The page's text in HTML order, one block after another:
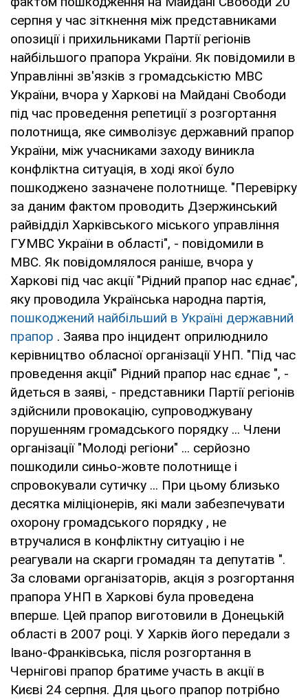
серпня у час зіткнення між представниками
опозиції і прихильниками Партії регіонів
найбільшого прапора України. Як повідомили в
Управлінні зв'язків з громадськістю МВС
України, вчора у Харкові на Майдані Свободи
під час проведення репетиції з розгортання
полотнища, яке символізує державний прапор
України, між учасниками заходу виникла
конфліктна ситуація, в ході якої було
пошкоджено зазначене полотнище. "Перевірку
за даним фактом проводить Дзержинський
райвідділ Харківського міського управління
ГУМВС України в області", - повідомили в
МВС. Як повідомлялося раніше, вчора у
Харкові під час акції "Рідний прапор нас єднає",
яку проводила Українська народна партія,
пошкоджений найбільший в Україні державний
прапор . Заява про інцидент оприлюднило
керівництво обласної організації УНП. "Під час
проведення акції" Рідний прапор нас єднає ", -
йдеться в заяві, - представники Партії регіонів
здійснили провокацію, супроводжувану
порушенням громадського порядку ... Члени
організації "Молоді регіони" ... серйозно
пошкодили синьо-жовте полотнище і
спровокували сутичку ... При цьому близько
десятка міліціонерів, які мали забезпечувати
охорону громадського порядку , не
втручалися в конфліктну ситуацію і не
реагували на скарги громадян та депутатів ".
За словами організаторів, акція з розгортання
прапора УНП в Харкові була проведена
вперше. Цей прапор виготовили в Донецькій
області в 2007 році. У Харків його передали з
Івано-Франківська, після розгортання в
Чернігові прапор братиме участь в акції в
Києві 24 серпня. Для цього прапор потрібно